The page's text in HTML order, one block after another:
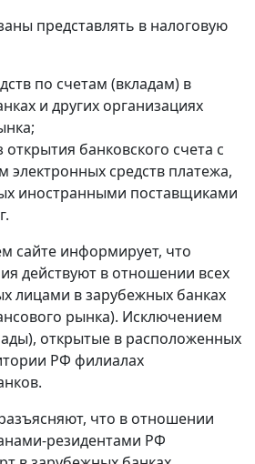
представлять в налоговую
по счетам (вкладам) в
и других организациях
открытия банковского счета с
электронных средств платежа,
иностранными поставщиками
сайте информирует, что
действуют в отношении всех
лицами в зарубежных банках
рынка). Исключением
открытые в расположенных
РФ филиалах
что в отношении
резидентами РФ